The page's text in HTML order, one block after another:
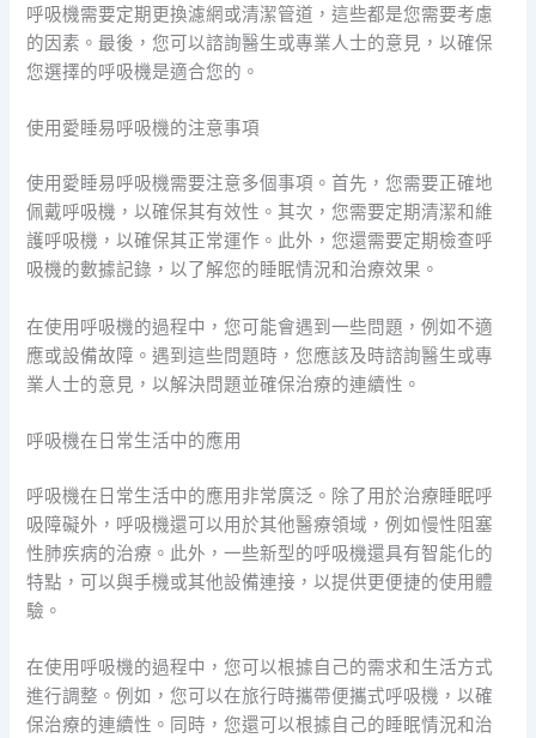
呼吸機需要定期更換濾網或清潔管道，這些都是您需要考慮
的因素。最後，您可以諮詢醫生或專業人士的意見，以確保
您選擇的呼吸機是適合您的。
使用愛睡易呼吸機的注意事項
使用愛睡易呼吸機需要注意多個事項。首先，您需要正確地
佩戴呼吸機，以確保其有效性。其次，您需要定期清潔和維
護呼吸機，以確保其正常運作。此外，您還需要定期檢查呼
吸機的數據記錄，以了解您的睡眠情況和治療效果。
在使用呼吸機的過程中，您可能會遇到一些問題，例如不適
應或設備故障。遇到這些問題時，您應該及時諮詢醫生或專
業人士的意見，以解決問題並確保治療的連續性。
呼吸機在日常生活中的應用
呼吸機在日常生活中的應用非常廣泛。除了用於治療睡眠呼
吸障礙外，呼吸機還可以用於其他醫療領域，例如慢性阻塞
性肺疾病的治療。此外，一些新型的呼吸機還具有智能化的
特點，可以與手機或其他設備連接，以提供更便捷的使用體
驗。
在使用呼吸機的過程中，您可以根據自己的需求和生活方式
進行調整。例如，您可以在旅行時攜帶便攜式呼吸機，以確
保治療的連續性。同時，您還可以根據自己的睡眠情況和治